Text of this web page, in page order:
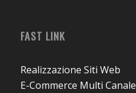
FAST LINK
Realizzazione Siti Web
E-Commerce Multi Canale